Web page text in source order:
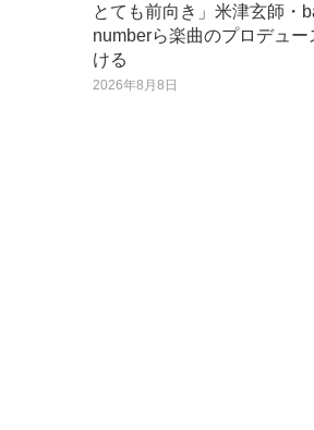
とても前向き」米津玄師・
numberら楽曲のプロデュー
ける
2026年8月8日